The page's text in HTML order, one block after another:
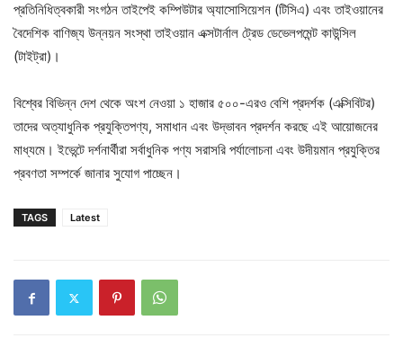
প্রতিনিধিত্বকারী সংগঠন তাইপেই কম্পিউটার অ্যাসোসিয়েশন (টিসিএ) এবং তাইওয়ানের
বৈদেশিক বাণিজ্য উন্নয়ন সংস্থা তাইওয়ান এক্সটার্নাল ট্রেড ডেভেলপমেন্ট কাউন্সিল
(টাইট্রা)।
বিশ্বের বিভিন্ন দেশ থেকে অংশ নেওয়া ১ হাজার ৫০০-এরও বেশি প্রদর্শক (এক্সিবিটর)
তাদের অত্যাধুনিক প্রযুক্তিপণ্য, সমাধান এবং উদ্ভাবন প্রদর্শন করছে এই আয়োজনের
মাধ্যমে। ইভেন্টে দর্শনার্থীরা সর্বাধুনিক পণ্য সরাসরি পর্যালোচনা এবং উদীয়মান প্রযুক্তির
প্রবণতা সম্পর্কে জানার সুযোগ পাচ্ছেন।
TAGS Latest